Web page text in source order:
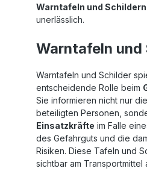
Warntafeln und Schildern
unerlässlich.
Warntafeln und
Warntafeln und Schilder
entscheidende Rolle beim
Sie informieren nicht nur
beteiligten Personen,
Einsatzkräfte im Falle
des Gefahrguts und die
Risiken. Diese Tafeln und
sichtbar am